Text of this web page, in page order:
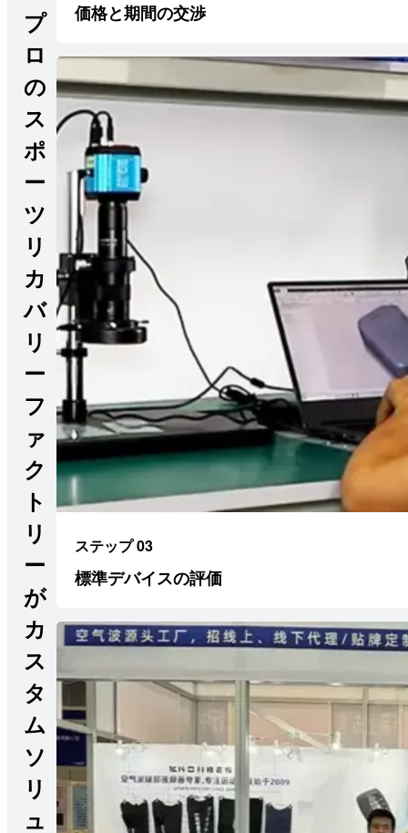
プ
ロ
の
ス
ポ
ー
ツ
リ
カ
バ
リ
ー
フ
ァ
ク
ト
リ
ー
が
カ
ス
タ
ム
ソ
リ
ュ
価格と期間の交渉
ステップ 03
標準デバイスの評価